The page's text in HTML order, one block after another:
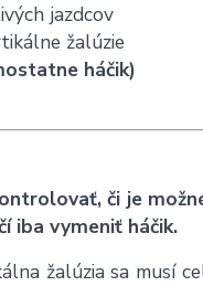
jazdcov
žalúzie
háčik)
či je
iba vymeniť háčik.
žalúzia sa musí